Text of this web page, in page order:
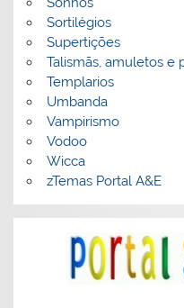
Sortilégios
Supertições
Talismãs, amuletos e
Templarios
Umbanda
Vampirismo
Vodoo
Wicca
zTemas Portal A&E